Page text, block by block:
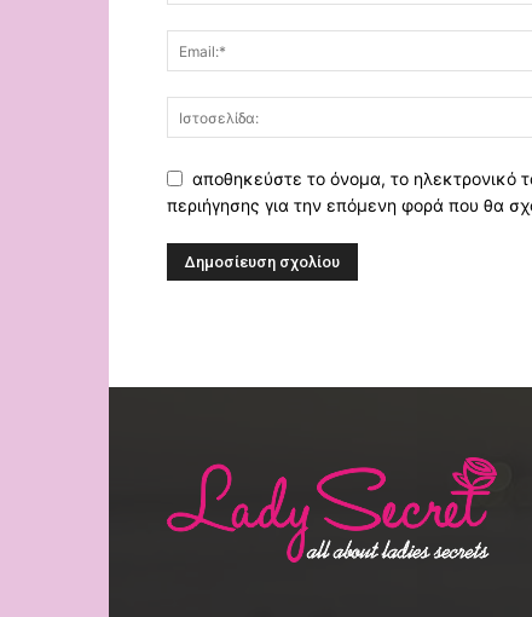
αποθηκεύστε το όνομα, το ηλεκτρονικό
περιήγησης για την επόμενη φορά που θα